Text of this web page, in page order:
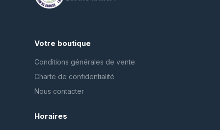
Votre boutique
Conditions générales de vente
Charte de confidentialité
Nous contacter
Horaires